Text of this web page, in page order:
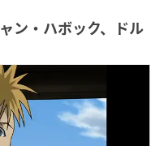
ン・ハボック、ドル